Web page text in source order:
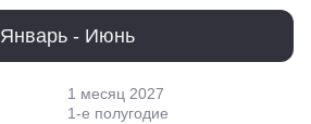
Январь - Июнь
1 месяц 2027
1-е полугодие